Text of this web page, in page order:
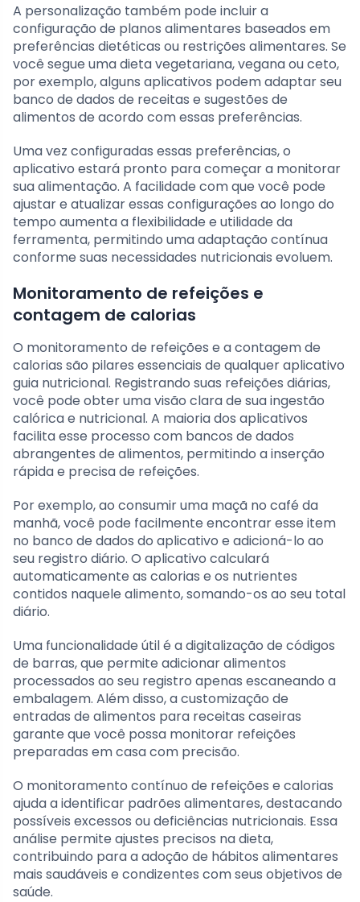
A personalização também pode incluir a
configuração de planos alimentares baseados em
preferências dietéticas ou restrições alimentares. Se
você segue uma dieta vegetariana, vegana ou ceto,
por exemplo, alguns aplicativos podem adaptar seu
banco de dados de receitas e sugestões de
alimentos de acordo com essas preferências.
Uma vez configuradas essas preferências, o
aplicativo estará pronto para começar a monitorar
sua alimentação. A facilidade com que você pode
ajustar e atualizar essas configurações ao longo do
tempo aumenta a flexibilidade e utilidade da
ferramenta, permitindo uma adaptação contínua
conforme suas necessidades nutricionais evoluem.
Monitoramento de refeições e
contagem de calorias
O monitoramento de refeições e a contagem de
calorias são pilares essenciais de qualquer aplicativo
guia nutricional. Registrando suas refeições diárias,
você pode obter uma visão clara de sua ingestão
calórica e nutricional. A maioria dos aplicativos
facilita esse processo com bancos de dados
abrangentes de alimentos, permitindo a inserção
rápida e precisa de refeições.
Por exemplo, ao consumir uma maçã no café da
manhã, você pode facilmente encontrar esse item
no banco de dados do aplicativo e adicioná-lo ao
seu registro diário. O aplicativo calculará
automaticamente as calorias e os nutrientes
contidos naquele alimento, somando-os ao seu total
diário.
Uma funcionalidade útil é a digitalização de códigos
de barras, que permite adicionar alimentos
processados ao seu registro apenas escaneando a
embalagem. Além disso, a customização de
entradas de alimentos para receitas caseiras
garante que você possa monitorar refeições
preparadas em casa com precisão.
O monitoramento contínuo de refeições e calorias
ajuda a identificar padrões alimentares, destacando
possíveis excessos ou deficiências nutricionais. Essa
análise permite ajustes precisos na dieta,
contribuindo para a adoção de hábitos alimentares
mais saudáveis e condizentes com seus objetivos de
saúde.